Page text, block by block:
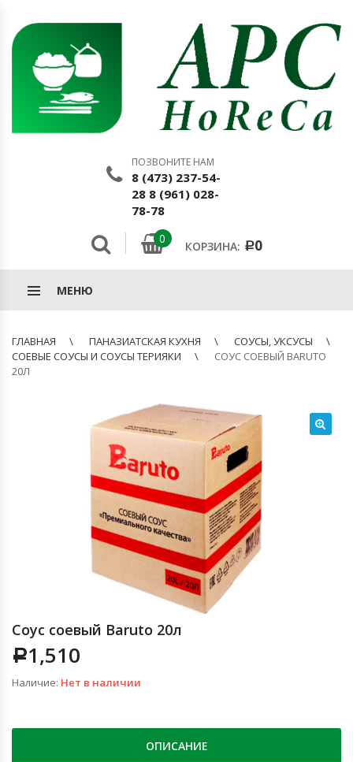
ПОЗВОНИТЕ НАМ
8 (473) 237-54-
28 8 (961) 028-
78-78
0
КОРЗИНА: Р0
МЕНЮ
ГЛАВНАЯ ПАНАЗИАТСКАЯ КУХНЯ
СОУСЫ, УКСУСЫ
СОЕВЫЕ СОУСЫ И СОУСЫ ТЕРИЯКИ
СОУС СОЕВЫЙ BARUTO
20Л
Соус соевый Baruto 20л
Р1,510
Наличие: Нет в наличии
ОПИСАНИЕ